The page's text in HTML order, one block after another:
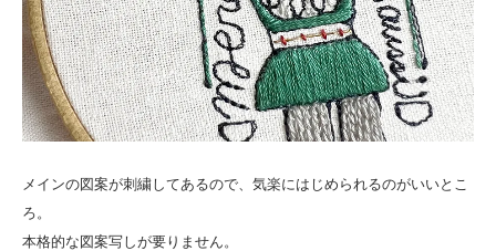
メインの図案が刺繍してあるので、気楽にはじめられるのがいいとこ
ろ。
本格的な図案写しが要りません。